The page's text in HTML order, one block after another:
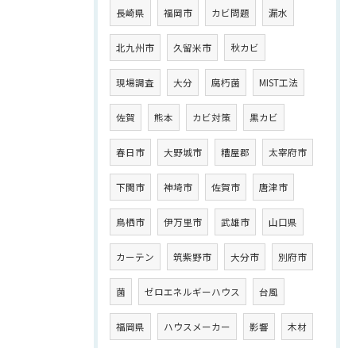
長崎県 福岡市 カビ問題 漏水
北九州市 久留米市 秋カビ
現場調査 大分 腐朽菌 MIST工法
佐賀 熊本 カビ対策 黒カビ
春日市 大野城市 糟屋郡 太宰府市
下関市 神埼市 佐賀市 唐津市
鳥栖市 伊万里市 武雄市 山口県
カーテン 筑紫野市 大分市 別府市
菌 ゼロエネルギーハウス 台風
福岡県 ハウスメーカー 影響 木材